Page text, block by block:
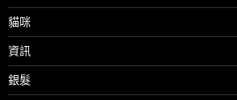
貓咪
資訊
銀髮